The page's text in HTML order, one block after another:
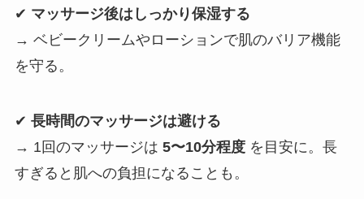
✔ マッサージ後はしっかり保湿する
→ ベビークリームやローションで肌のバリア機能
を守る。
✔ 長時間のマッサージは避ける
→ 1回のマッサージは 5〜10分程度を目安に。長
すぎると肌への負担になることも。